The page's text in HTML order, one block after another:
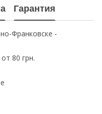
Гарантия
Франковске -
80 грн.